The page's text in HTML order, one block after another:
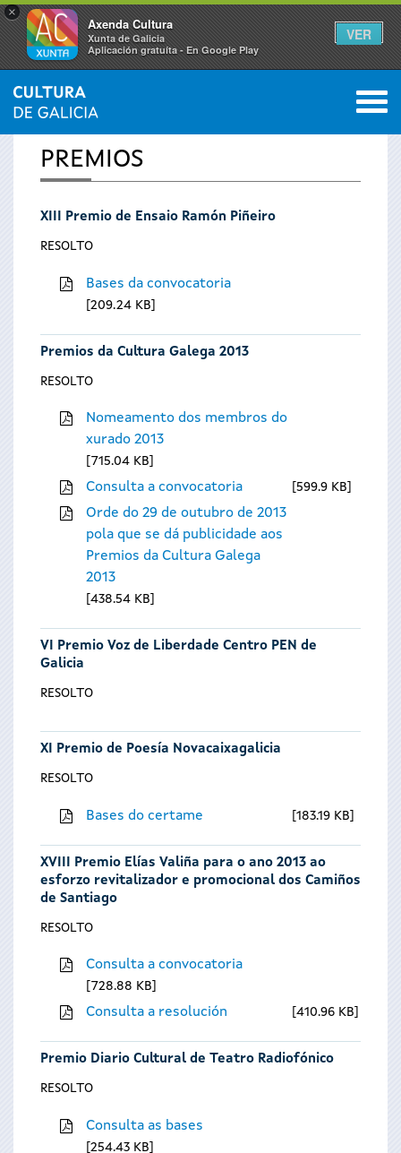
×
Axenda Cultura
Xunta de Galicia
Aplicación gratuíta - En Google Play
VER
Vostede
está
aquí
INICIO 0
PREMIOS
XIII Premio de Ensaio Ramón Piñeiro
RESOLTO
Bases da convocatoria
209.24 KB
Premios da Cultura Galega 2013
RESOLTO
Nomeamento dos membros do
xurado 2013
715.04 KB
Consulta a convocatoria 599.9 KB
Orde do 29 de outubro de 2013
pola que se dá publicidade aos
Premios da Cultura Galega
2013
438.54 KB
VI Premio Voz de Liberdade Centro PEN de
Galicia
RESOLTO
XI Premio de Poesía Novacaixagalicia
RESOLTO
Bases do certame 183.19 KB
XVIII Premio Elías Valiña para o ano 2013 ao
esforzo revitalizador e promocional dos Camiños
de Santiago
RESOLTO
Consulta a convocatoria
728.88 KB
Consulta a resolución 410.96 KB
Premio Diario Cultural de Teatro Radiofónico
RESOLTO
Consulta as bases
254.43 KB